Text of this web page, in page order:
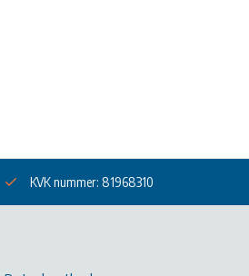
KVK nummer: 81968310